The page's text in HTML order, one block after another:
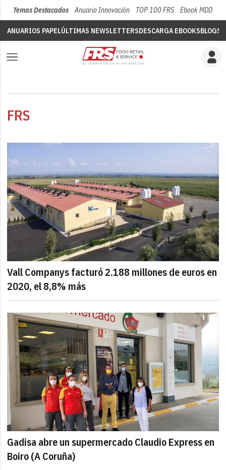
Temas Destacados Anuario Innovación TOP 100 FRS Ebook MDD
ANUARIOS PAPELÚLTIMAS NEWSLETTERSDESCARGA EBOOKSBLOGS
FRS
Vall Companys facturó 2.188 millones de euros en
2020, el 8,8% más
Gadisa abre un supermercado Claudio Express en
Boiro (A Coruña)